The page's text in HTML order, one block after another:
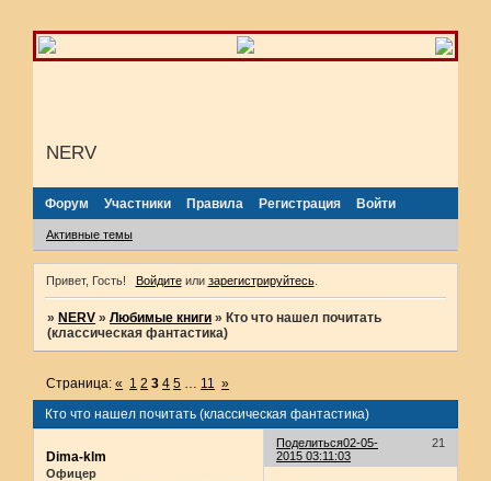
NERV
Форум Участники Правила Регистрация Войти
Активные темы
Привет, Гость! Войдитеили зарегистрируйтесь.
»NERV »Любимые книги »Кто что нашел почитать
(классическая фантастика)
Кто что нашел почитать (классическая фантастика)
Страница:« 1 2 3 4 5 … 11 »
Поделиться 21
02-05-
2015 03:11:03
Dima-klm
Офицер